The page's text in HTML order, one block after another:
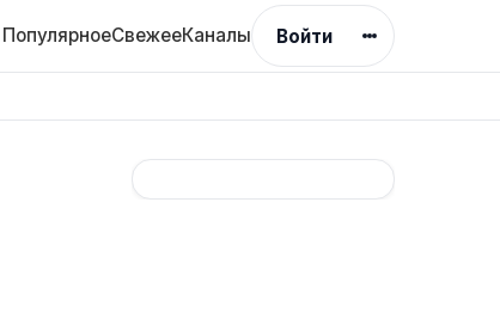
ПопулярноеСвежееКаналы Войти